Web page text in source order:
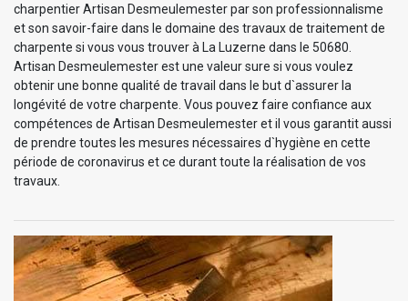
charpentier Artisan Desmeulemester par son professionnalisme
et son savoir-faire dans le domaine des travaux de traitement de
charpente si vous vous trouver à La Luzerne dans le 50680.
Artisan Desmeulemester est une valeur sure si vous voulez
obtenir une bonne qualité de travail dans le but d`assurer la
longévité de votre charpente. Vous pouvez faire confiance aux
compétences de Artisan Desmeulemester et il vous garantit aussi
de prendre toutes les mesures nécessaires d`hygiène en cette
période de coronavirus et ce durant toute la réalisation de vos
travaux.